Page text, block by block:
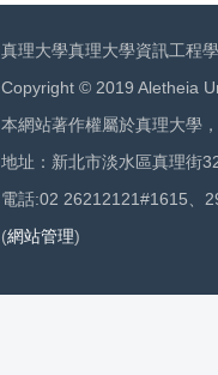
真理大學真理大學資訊工程
Copyright © 2019 Aletheia
本網站著作權屬於真理大學
地址：新北市淡水區真理街
電話:02 26212121#1615、
(網站管理)